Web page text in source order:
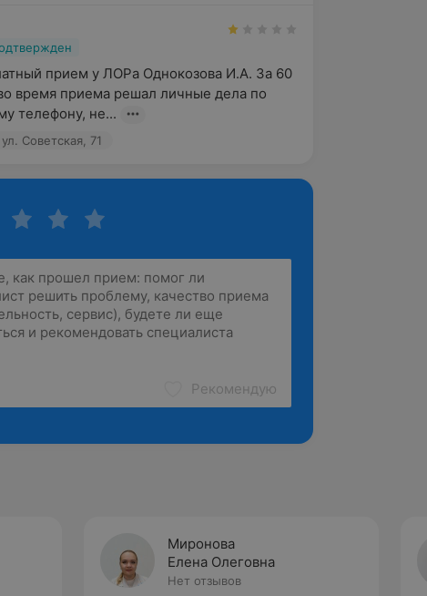
прием у ЛОРа Однокозова И.А. За 60
время приема решал личные дела по
телефону, не...
Советская, 71
Рекомендую
Миронова
Елена Олеговна
Нет отзывов